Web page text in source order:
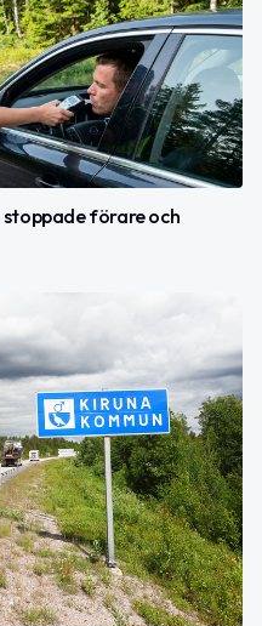
stoppade förare och